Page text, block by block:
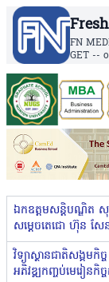
FN
GET --
ឯកឧត្តមសន្តិបណ្ឌិត
សម្ដេចតេជោ ហ៊ុន សែ
វិទ្យាស្ថានជាតិសង្គមកិ
អភិវឌ្ឍកញ្ចប់មេរៀនកិច្ច